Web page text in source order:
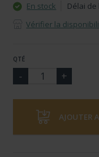
En stock Délai
Vérifier la
QTÉ
AJOUTER